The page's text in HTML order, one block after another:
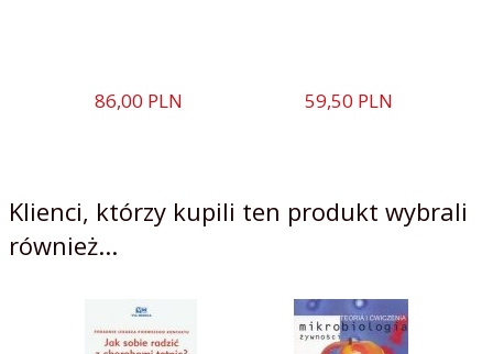
86,00 PLN 59,50 PLN
Klienci, którzy kupili ten produkt wybrali
również...